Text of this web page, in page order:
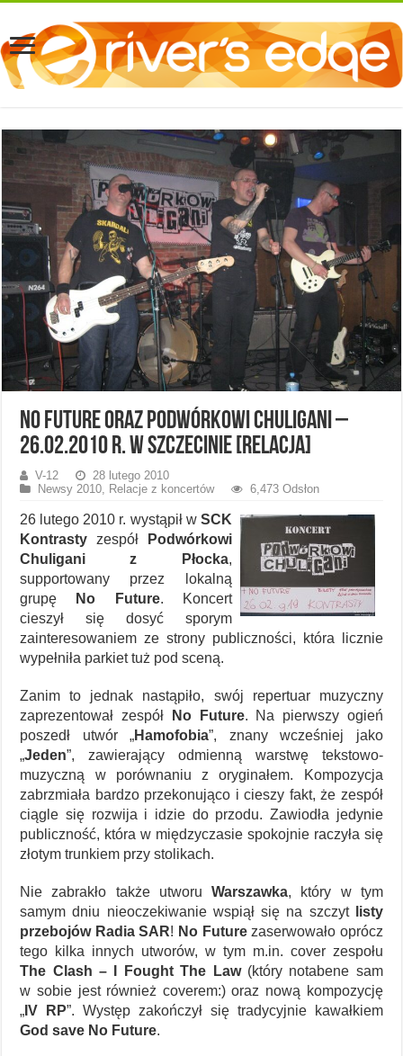
No Future oraz Podwórkowi Chuligani –
26.02.2010 r. w Szczecinie [relacja]
V-12
28 lutego 2010
Newsy 2010, Relacje z koncertów 6,473 Odsłon
26 lutego 2010 r. wystąpił w SCK
Kontrasty zespół
Podwórkowi
Chuligani z Płocka,
supportowany przez lokalną
grupę
No Future. Koncert
cieszył się dosyć sporym
zainteresowaniem ze strony publiczności, która licznie
wypełniła parkiet tuż pod sceną.
Zanim to jednak nastąpiło, swój repertuar muzyczny
zaprezentował zespół
No Future. Na pierwszy ogień
poszedł utwór „Hamofobia”, znany wcześniej jako
„Jeden”, zawierający odmienną warstwę tekstowo-
muzyczną w porównaniu z oryginałem. Kompozycja
zabrzmiała bardzo przekonująco i cieszy fakt, że zespół
ciągle się rozwija i idzie do przodu. Zawiodła jedynie
publiczność, która w międzyczasie spokojnie raczyła się
złotym trunkiem przy stolikach.
Nie zabrakło także utworuWarszawka, który w tym
samym dniu nieoczekiwanie wspiął się na szczyt
listy
przebojów Radia SAR! No Futurezaserwowało oprócz
tego kilka innych utworów, w tym m.in. cover zespołu
The Clash – I Fought The Law(który notabene sam
w sobie jest również coverem:) oraz nową kompozycję
„ IV RP”. Występ zakończył się tradycyjnie kawałkiem
God save No Future.